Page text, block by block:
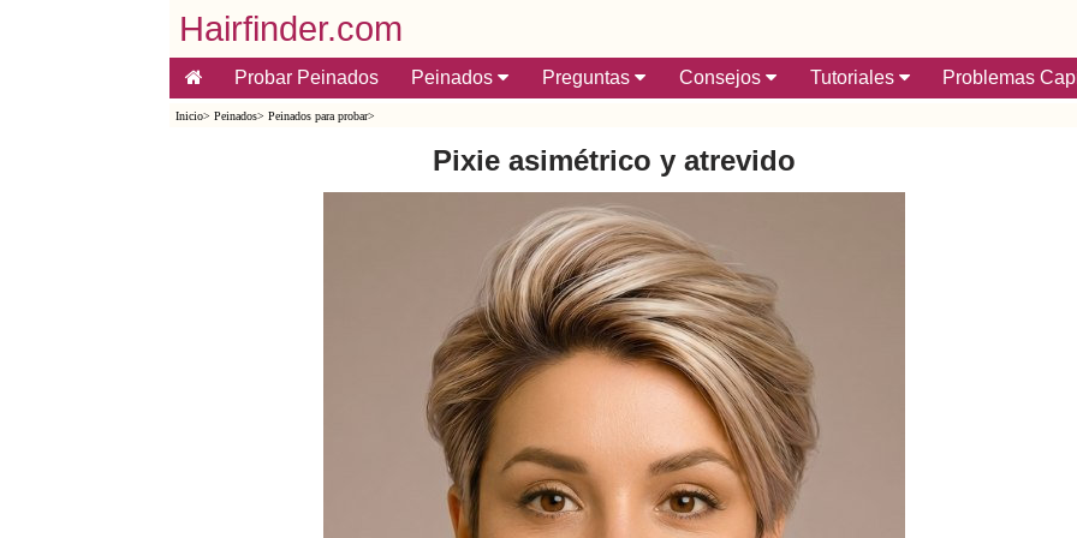
Hairfinder.com
Probar Peinados Peinados Preguntas Consejos Tutoriales Problemas
Inicio> Peinados> Peinados para probar>
Pixie asimétrico y atrevido